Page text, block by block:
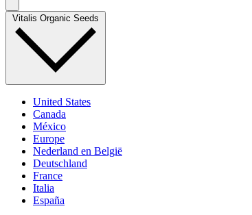
Vitalis Organic Seeds
United States
Canada
México
Europe
Nederland en België
Deutschland
France
Italia
España